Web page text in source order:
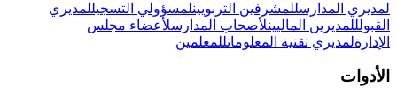
لمديري المدارسللمشرفين التربويينلمسؤولي التسجيللمديري
القبولللمديرين الماليينلأصحاب المدارسلأعضاء مجلس
الإدارةلمديري تقنية المعلوماتللمعلمين
الأدوات